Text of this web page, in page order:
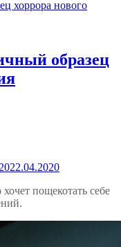
образец
22.04.2020
пощекотать себе